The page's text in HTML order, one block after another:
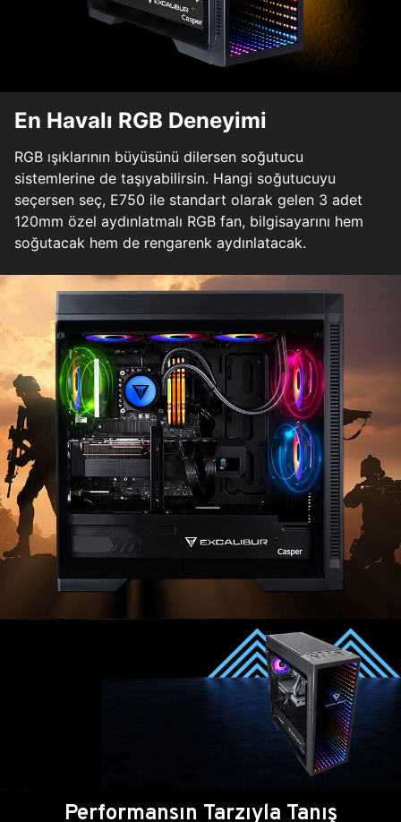
En Havalı RGB Deneyimi
RGB ışıklarının büyüsünü dilersen soğutucu
sistemlerine de taşıyabilirsin. Hangi soğutucuyu
seçersen seç, E750 ile standart olarak gelen 3 adet
120mm özel aydınlatmalı RGB fan, bilgisayarını hem
soğutacak hem de rengarenk aydınlatacak.
Performansın Tarzıyla Tanış